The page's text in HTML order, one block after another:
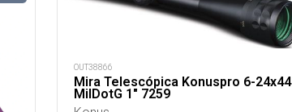
OUT38866
Mira Telescópica Konuspro 6-24x44
MilDotG 1" 7259